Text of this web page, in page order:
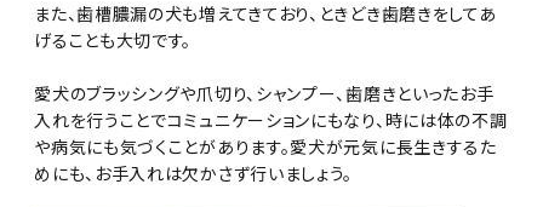
また、歯槽膿漏の犬も増えてきており、ときどき歯磨きをしてあ
げることも大切です。
愛犬のブラッシングや爪切り、シャンプー、歯磨きといったお手
入れを行うことでコミュニケーションにもなり、時には体の不調
や病気にも気づくことがあります。愛犬が元気に長生きするた
めにも、お手入れは欠かさず行いましょう。